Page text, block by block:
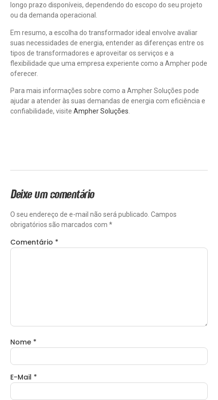
longo prazo disponíveis, dependendo do escopo do seu projeto
ou da demanda operacional.
Em resumo, a escolha do transformador ideal envolve avaliar
suas necessidades de energia, entender as diferenças entre os
tipos de transformadores e aproveitar os serviços e a
flexibilidade que uma empresa experiente como a Ampher pode
oferecer.
Para mais informações sobre como a Ampher Soluções pode
ajudar a atender às suas demandas de energia com eficiência e
confiabilidade, visite Ampher Soluções
Deixe um comentário
O seu endereço de e-mail não será publicado. Campos
obrigatórios são marcados com *
Comentário *
Nome *
E-Mail *